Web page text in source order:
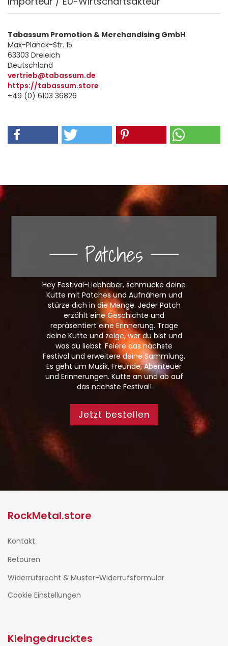
Tabassum Promotion & Merchandising GmbH
Max-Planck-Str. 15
63303 Dreieich
Deutschland
vertrieb@tabassum.de
https://tabassum.store
+49 (0) 6103 36826
Patches
Hey Festival-Liebhaber, schmücke deine
Kutte mit Patches und Aufnähern und
stürze dich in die Menge. Jeder Patch
erzählt eine Geschichte und
repräsentiert eine Erinnerung. Trage
deine Kutte und zeige, wer du bist und
was du liebst. Feiere das nächste
Festival und erweitere deine Sammlung.
Es geht um Musik, Freunde, Abenteuer
und Erinnerungen. Kutte an und ab auf
das nächste Festival!
Jetzt bestellen
RockMetal.store
Kontakt
Retouren
Widerrufsrecht & Muster-Widerrufsformular
Cookie Einstellungen
Kleingedrucktes